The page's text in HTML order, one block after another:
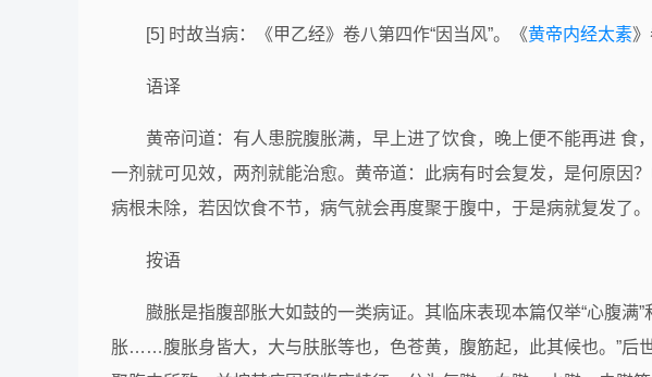
[5] 时故当病：《甲乙经》卷八第四作“因当风”。《黄帝内经太素
语译
黄帝问道：有人患脘腹胀满，早上进了饮食，晚上便不能再进 食
一剂就可见效，两剂就能治愈。黄帝道：此病有时会复发，是何原因
病根未除，若因饮食不节，病气就会再度聚于腹中，于是病就复发了。
按语
臌胀是指腹部胀大如鼓的一类病证。其临床表现本篇仅举“心腹满
胀……腹胀身皆大，大与肤胀等也，色苍黄，腹筋起，此其候也。”后